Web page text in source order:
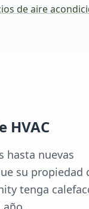
de aire
HVAC
hasta nuevas
su propiedad
tenga